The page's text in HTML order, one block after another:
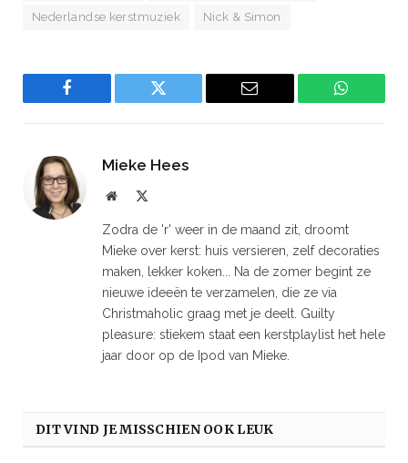
Nederlandse kerstmuziek Nick & Simon
Facebook Twitter Email
Mieke Hees
Website
Zodra de 'r' weer in de maand zit, droomt
Mieke over kerst: huis versieren, zelf decoraties
maken, lekker koken... Na de zomer begint ze
nieuwe ideeën te verzamelen, die ze via
Christmaholic graag met je deelt. Guilty
pleasure: stiekem staat een kerstplaylist het hele
jaar door op de Ipod van Mieke.
DIT VIND JE MISSCHIEN OOK LEUK